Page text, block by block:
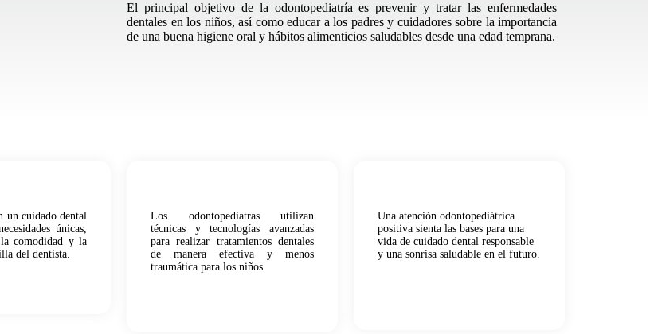
El principal objetivo de la odontopediatría es prevenir y tratar las enfermedades
dentales en los niños, así como educar a los padres y cuidadores sobre la importancia
de una buena higiene oral y hábitos alimenticios saludables desde una edad temprana.
un cuidado dental
únicas,
comodidad y la
del dentista.
Los odontopediatras utilizan
técnicas y tecnologías avanzadas
para realizar tratamientos dentales
de manera efectiva y menos
traumática para los niños.
Una atención odontopediátrica
positiva sienta las bases para una
vida de cuidado dental responsable
y una sonrisa saludable en el futuro.